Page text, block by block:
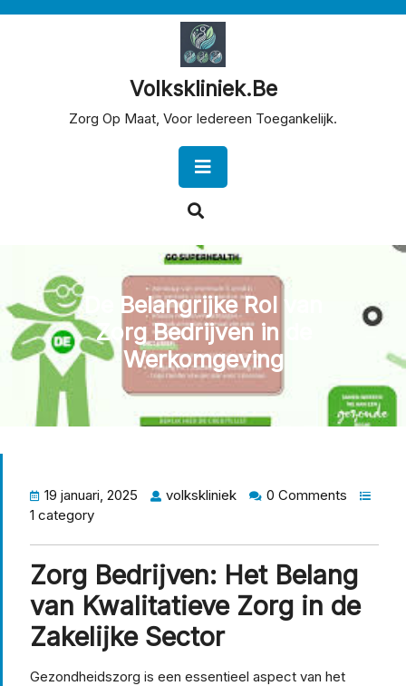
Volkskliniek.be
Zorg Op Maat, Voor Iedereen Toegankelijk.
Button
De Belangrijke Rol van
Zorg Bedrijven in de
Werkomgeving
19 januari, 2025 volkskliniek
0 Comments
1 category
Zorg Bedrijven: Het Belang
van Kwalitatieve Zorg in de
Zakelijke Sector
Gezondheidszorg is een essentieel aspect van het